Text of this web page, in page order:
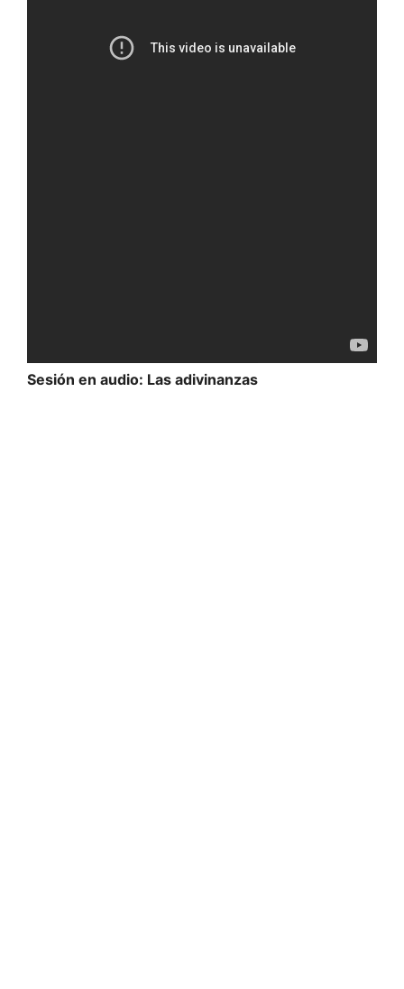
Sesión en audio: Las adivinanzas